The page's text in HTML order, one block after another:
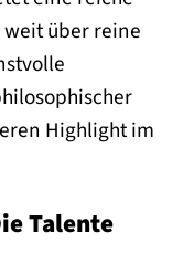
über reine
Highlight im
Talente